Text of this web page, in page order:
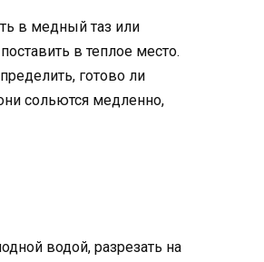
в медный таз или
в теплое место.
готово ли
сольются медленно,
водой, разрезать на